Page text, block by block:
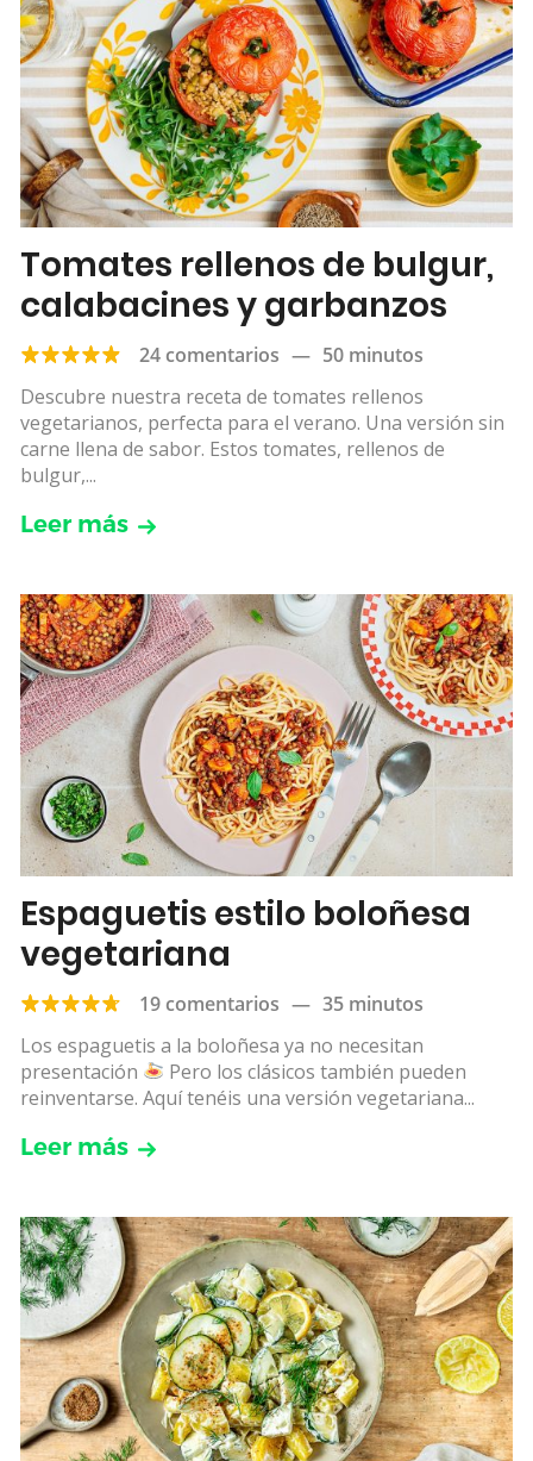
Tomates rellenos de bulgur,
calabacines y garbanzos
24 comentarios — 50 minutos
Descubre nuestra receta de tomates rellenos
vegetarianos, perfecta para el verano. Una versión sin
carne llena de sabor. Estos tomates, rellenos de
bulgur,...
Leer más
Espaguetis estilo boloñesa
vegetariana
19 comentarios — 35 minutos
Los espaguetis a la boloñesa ya no necesitan
presentación
Pero los clásicos también pueden
reinventarse. Aquí tenéis una versión vegetariana...
Leer más